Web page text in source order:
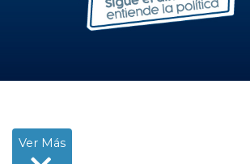
Ver Más